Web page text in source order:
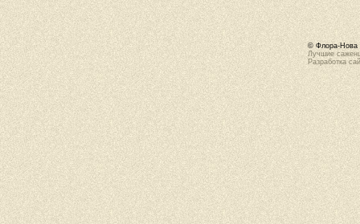
© Флора-Нова
Лучшие
Разработка